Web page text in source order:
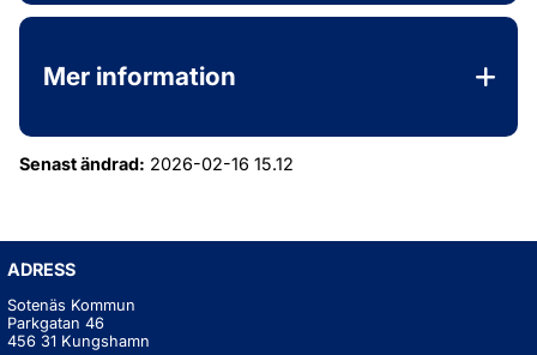
Mer information
Senast ändrad: 2026-02-16 15.12
ADRESS
Sotenäs Kommun
Parkgatan 46
456 31 Kungshamn